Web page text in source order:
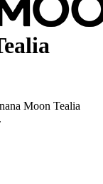
Moon Tealia